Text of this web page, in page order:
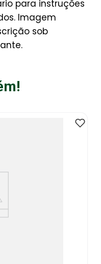
para instruções
Imagem
sob